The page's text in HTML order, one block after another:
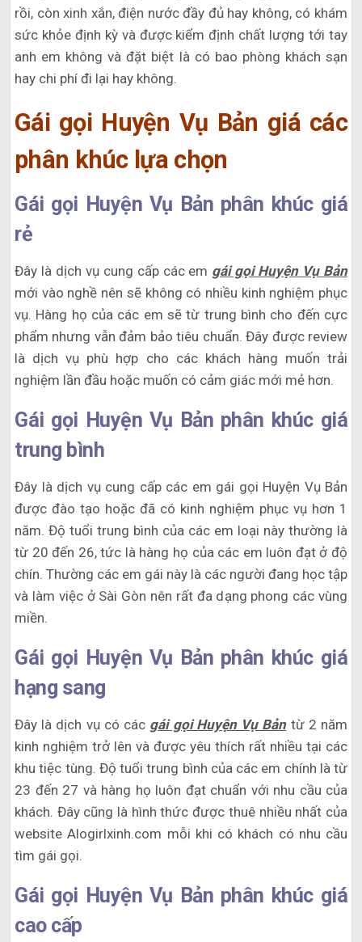
rồi, còn xinh xắn, điện nước đầy đủ hay không, có khám
sức khỏe định kỳ và được kiểm định chất lượng tới tay
anh em không và đặt biệt là có bao phòng khách sạn
hay chi phí đi lại hay không.
Gái gọi Huyện Vụ Bản giá các
phân khúc lựa chọn
Gái gọi Huyện Vụ Bản phân khúc giá
rẻ
Đây là dịch vụ cung cấp các em gái gọi Huyện Vụ Bản
mới vào nghề nên sẽ không có nhiều kinh nghiệm phục
vụ. Hàng họ của các em sẽ từ trung bình cho đến cực
phẩm nhưng vẫn đảm bảo tiêu chuẩn. Đây được review
là dịch vụ phù hợp cho các khách hàng muốn trải
nghiệm lần đầu hoặc muốn có cảm giác mới mẻ hơn.
Gái gọi Huyện Vụ Bản phân khúc giá
trung bình
Đây là dịch vụ cung cấp các em gái gọi Huyện Vụ Bản
được đào tạo hoặc đã có kinh nghiệm phục vụ hơn 1
năm. Độ tuổi trung bình của các em loại này thường là
từ 20 đến 26, tức là hàng họ của các em luôn đạt ở độ
chín. Thường các em gái này là các người đang học tập
và làm việc ở Sài Gòn nên rất đa dạng phong các vùng
miền.
Gái gọi Huyện Vụ Bản phân khúc giá
hạng sang
Đây là dịch vụ có các gái gọi Huyện Vụ Bảntừ 2 năm
kinh nghiệm trở lên và được yêu thích rất nhiều tại các
khu tiệc tùng. Độ tuổi trung bình của các em chính là từ
23 đến 27 và hàng họ luôn đạt chuẩn với nhu cầu của
khách. Đây cũng là hình thức được thuê nhiều nhất của
website Alogirlxinh.com mỗi khi có khách có nhu cầu
tìm gái gọi.
Gái gọi Huyện Vụ Bản phân khúc giá
cao cấp